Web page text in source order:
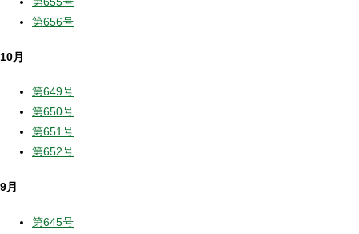
第656号
10月
第649号
第650号
第651号
第652号
9月
第645号